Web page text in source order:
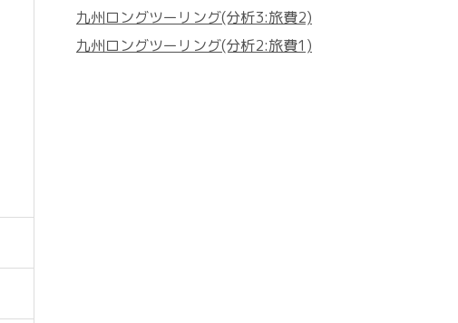
九州ロングツーリング(分析3:旅費2)
九州ロングツーリング(分析2:旅費1)